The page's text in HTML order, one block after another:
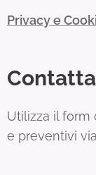
Privacy e
Utilizza il form
e preventivi